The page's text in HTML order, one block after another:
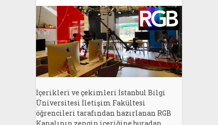
İçerikleri ve çekimleri İstanbul Bilgi
Üniversitesi İletişim Fakültesi
öğrencileri tarafından hazırlanan RGB